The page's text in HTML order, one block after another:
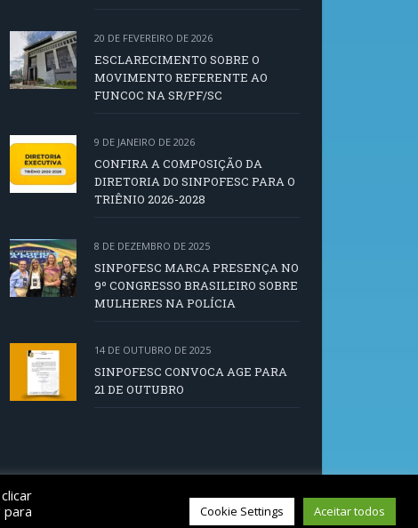
20 DE FEVEREIRO DE 2026
ESCLARECIMENTO SOBRE O
MOVIMENTO REFERENTE AO
FUNCOC NA SR/PF/SC
9 DE JANEIRO DE 2026
CONFIRA A COMPOSIÇÃO DA
DIRETORIA DO SINPOFESC PARA O
TRIÊNIO 2026-2028
8 DE DEZEMBRO DE 2025
SINPOFESC MARCA PRESENÇA NO
9º CONGRESSO BRASILEIRO SOBRE
MULHERES NA POLÍCIA
14 DE OUTUBRO DE 2025
SINPOFESC CONVOCA AGE PARA
21 DE OUTUBRO
para
Cookie Settings Aceitar todos